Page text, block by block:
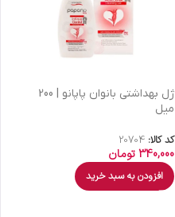
ژل بهداشتی بانوان پاپانو | 200
میل
کد کالا: 20704
340,000تومان
افزودن به سبد خرید